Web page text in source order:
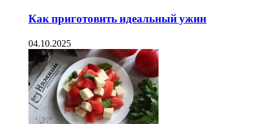
Как приготовить идеальный ужин
04.10.2025